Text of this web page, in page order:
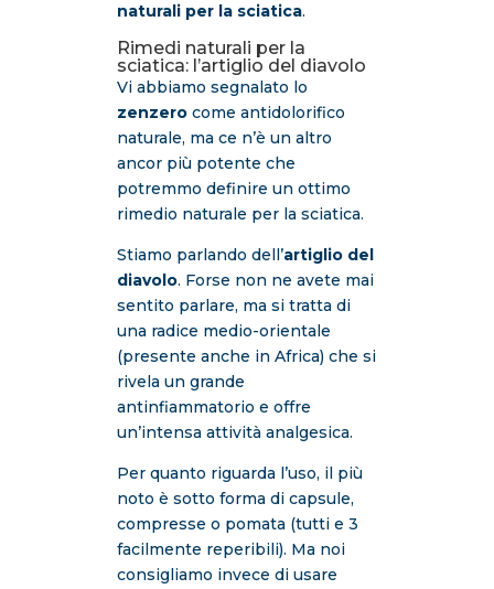
naturali per la sciatica.
Rimedi naturali per la
sciatica: l’artiglio del diavolo
Vi abbiamo segnalato lo
zenzerocome antidolorifico
naturale, ma ce n’è un altro
ancor più potente che
potremmo definire un ottimo
rimedio naturale per la sciatica.
Stiamo parlando dell’artiglio del
diavolo. Forse non ne avete mai
sentito parlare, ma si tratta di
una radice medio-orientale
(presente anche in Africa) che si
rivela un grande
antinfiammatorio e offre
un’intensa attività analgesica.
Per quanto riguarda l’uso, il più
noto è sotto forma di capsule,
compresse o pomata (tutti e 3
facilmente reperibili). Ma noi
consigliamo invece di usare